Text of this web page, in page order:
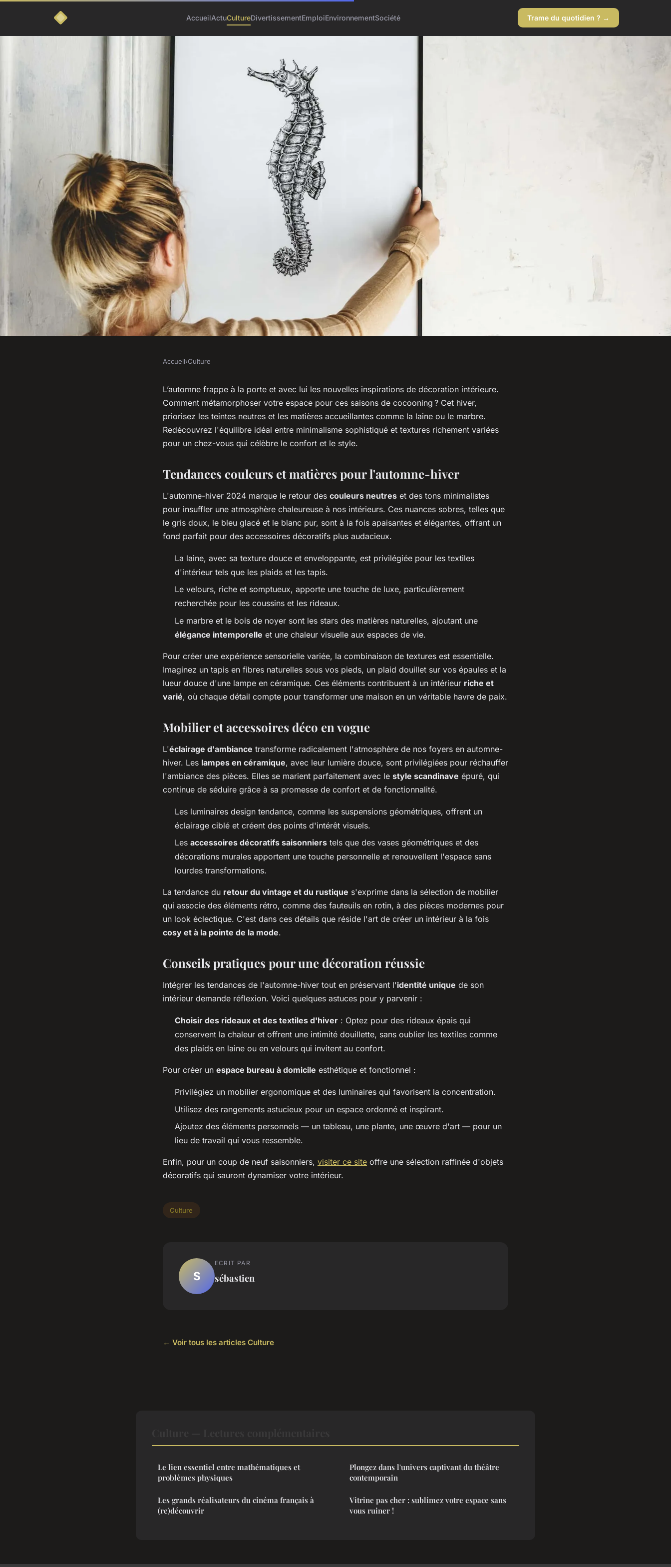
AccueilActuCultureDivertissementEmploiEnvironnementSociété Trame du quotidien ? →
Décoration intérieure : quels sont les
tendances d'automne et d'hiver ?
Accueil›Culture
L’automne frappe à la porte et avec lui les nouvelles inspirations de décoration intérieure.
Comment métamorphoser votre espace pour ces saisons de cocooning ? Cet hiver,
priorisez les teintes neutres et les matières accueillantes comme la laine ou le marbre.
Redécouvrez l'équilibre idéal entre minimalisme sophistiqué et textures richement variées
pour un chez-vous qui célèbre le confort et le style.
Tendances couleurs et matières pour l'automne-hiver
L'automne-hiver 2024 marque le retour des couleurs neutres et des tons minimalistes
pour insuffler une atmosphère chaleureuse à nos intérieurs. Ces nuances sobres, telles que
le gris doux, le bleu glacé et le blanc pur, sont à la fois apaisantes et élégantes, offrant un
fond parfait pour des accessoires décoratifs plus audacieux.
La laine, avec sa texture douce et enveloppante, est privilégiée pour les textiles
d'intérieur tels que les plaids et les tapis.
Le velours, riche et somptueux, apporte une touche de luxe, particulièrement
recherchée pour les coussins et les rideaux.
Le marbre et le bois de noyer sont les stars des matières naturelles, ajoutant une
élégance intemporelle et une chaleur visuelle aux espaces de vie.
Pour créer une expérience sensorielle variée, la combinaison de textures est essentielle.
Imaginez un tapis en fibres naturelles sous vos pieds, un plaid douillet sur vos épaules et la
lueur douce d'une lampe en céramique. Ces éléments contribuent à un intérieur riche et
varié, où chaque détail compte pour transformer une maison en un véritable havre de paix.
Mobilier et accessoires déco en vogue
L'éclairage d'ambiance transforme radicalement l'atmosphère de nos foyers en automne-
hiver. Les lampes en céramique, avec leur lumière douce, sont privilégiées pour réchauffer
l'ambiance des pièces. Elles se marient parfaitement avec le style scandinave épuré, qui
continue de séduire grâce à sa promesse de confort et de fonctionnalité.
Les luminaires design tendance, comme les suspensions géométriques, offrent un
éclairage ciblé et créent des points d'intérêt visuels.
Les accessoires décoratifs saisonniers tels que des vases géométriques et des
décorations murales apportent une touche personnelle et renouvellent l'espace sans
lourdes transformations.
La tendance du retour du vintage et du rustique s'exprime dans la sélection de mobilier
qui associe des éléments rétro, comme des fauteuils en rotin, à des pièces modernes pour
un look éclectique. C'est dans ces détails que réside l'art de créer un intérieur à la fois
cosy et à la pointe de la mode.
Conseils pratiques pour une décoration réussie
Intégrer les tendances de l'automne-hiver tout en préservant l'identité unique de son
intérieur demande réflexion. Voici quelques astuces pour y parvenir :
Choisir des rideaux et des textiles d'hiver : Optez pour des rideaux épais qui
conservent la chaleur et offrent une intimité douillette, sans oublier les textiles comme
des plaids en laine ou en velours qui invitent au confort.
Pour créer un espace bureau à domicile esthétique et fonctionnel :
Privilégiez un mobilier ergonomique et des luminaires qui favorisent la concentration.
Utilisez des rangements astucieux pour un espace ordonné et inspirant.
Ajoutez des éléments personnels — un tableau, une plante, une œuvre d'art — pour un
lieu de travail qui vous ressemble.
Enfin, pour un coup de neuf saisonniers, visiter ce site offre une sélection raffinée d'objets
décoratifs qui sauront dynamiser votre intérieur.
Culture
S
ECRIT PAR
sébastien
← Voir tous les articles Culture
Le lien essentiel entre mathématiques et
problèmes physiques
Les grands réalisateurs du cinéma français à
(re)découvrir
Plongez dans l'univers captivant du théâtre
contemporain
Vitrine pas cher : sublimez votre espace sans
vous ruiner !